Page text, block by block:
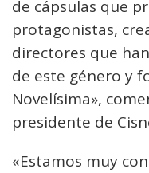
de cápsulas que
protagonistas,
directores que
de este género y
Novelísima»,
presidente de
«Estamos muy